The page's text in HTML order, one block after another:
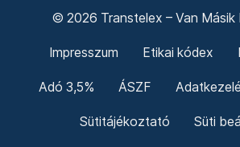
© 2026 Transtelex – Van Másik
Impresszum Etikai kódex
Adó 3,5% ÁSZF
Sütitájékoztató Süti